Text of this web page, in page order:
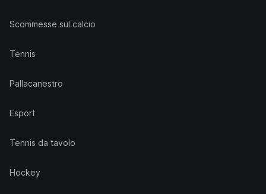
Scommesse sul calcio
Tennis
Pallacanestro
Esport
Tennis da tavolo
Hockey